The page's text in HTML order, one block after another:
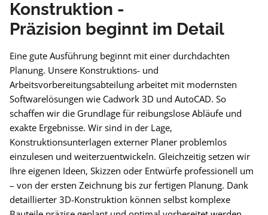
Konstruktion -
Präzision beginnt im Detail
Eine gute Ausführung beginnt mit einer durchdachten
Planung. Unsere Konstruktions- und
Arbeitsvorbereitungsabteilung arbeitet mit modernsten
Softwarelösungen wie Cadwork 3D und AutoCAD. So
schaffen wir die Grundlage für reibungslose Abläufe und
exakte Ergebnisse. Wir sind in der Lage,
Konstruktionsunterlagen externer Planer problemlos
einzulesen und weiterzuentwickeln. Gleichzeitig setzen wir
Ihre eigenen Ideen, Skizzen oder Entwürfe professionell um
– von der ersten Zeichnung bis zur fertigen Planung. Dank
detaillierter 3D-Konstruktion können selbst komplexe